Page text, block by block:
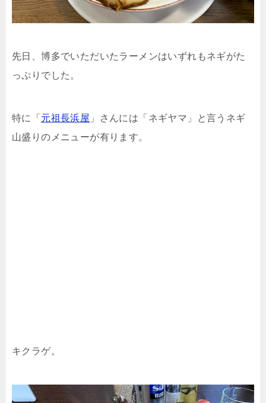
先日、博多でいただいたラーメンはいずれもネギがた
っぷりでした。
特に「 元祖長浜屋 」さんには「ネギヤマ」と言うネギ
山盛りのメニューが有ります。
キクラゲ。